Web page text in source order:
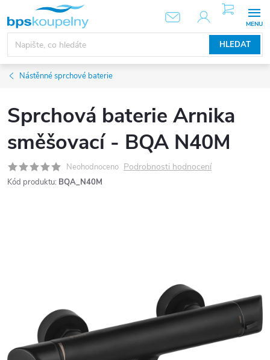
obsah
HLEDAT
NÁKUPNÍ
KOŠÍK
Nástěnné sprchové baterie
Sprchová baterie Arnika
směšovací - BQA N40M
Neohodnoceno Podrobnosti hodnocení
Kód produktu: BQA_N40M